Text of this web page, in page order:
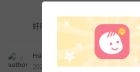
好用，可以用很久…味道不刺鼻，
Hsin-pei Wu
2024年1月